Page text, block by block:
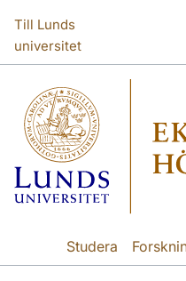
Till Lunds
universitet
Studera